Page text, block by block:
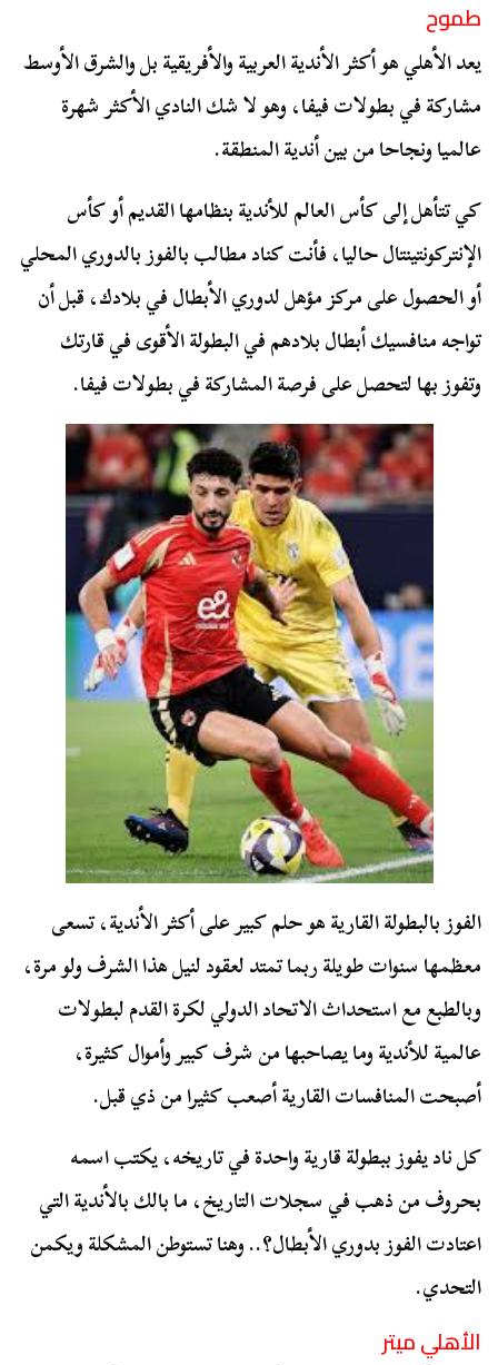
طموح
يعد الأهلي هو أكثر الأندية العربية والأفريقية بل والشرق الأوسط
مشاركة في بطولات فيفا، وهو لا شك النادي الأكثر شهرة
عالميا ونجاحا من بين أندية المنطقة.
كي تتأهل إلى كأس العالم للأندية بنظامها القديم أو كأس
الإنتركونتينتال حاليا، فأنت كناد مطالب بالفوز بالدوري المحلي
أو الحصول على مركز مؤهل لدوري الأبطال في بلادك، قبل أن
تواجه منافسيك أبطال بلادهم في البطولة الأقوى في قارتك
وتفوز بها لتحصل على فرصة المشاركة في بطولات فيفا.
الفوز بالبطولة القارية هو حلم كبير على أكثر الأندية، تسعى
معظمها سنوات طويلة ربما تمتد لعقود لنيل هذا الشرف ولو مرة،
وبالطبع مع استحداث الاتحاد الدولي لكرة القدم لبطولات
عالمية للأندية وما يصاحبها من شرف كبير وأموال كثيرة،
أصبحت المنافسات القارية أصعب كثيرا من ذي قبل.
كل ناد يفوز ببطولة قارية واحدة في تاريخه، يكتب اسمه
بحروف من ذهب في سجلات التاريخ، ما بالك بالأندية التي
اعتادت الفوز بدوري الأبطال؟.. وهنا تستوطن المشكلة ويكمن
التحدي.
الأهلي ميتر